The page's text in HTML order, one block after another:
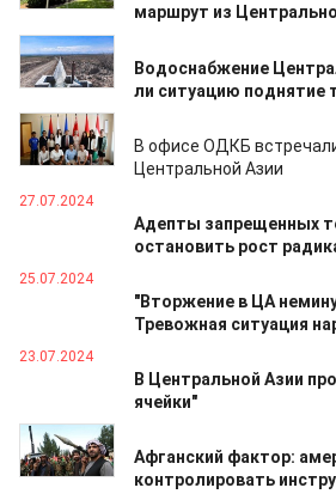
маршрут из
29.07.2024
Водоснабжение
ли ситуацию поднятие
29.07.2024
В офисе ОДКБ
Центральной Азии
27.07.2024
Адепты запрещенных
остановить рост
25.07.2024
"Вторжение в ЦА
Тревожная ситуация
23.07.2024
В Центральной Азии
ячейки"
12.07.2024
Афганский фактор:
контролировать